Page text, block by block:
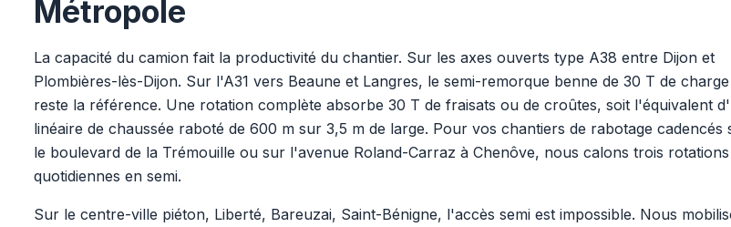
Métropole
La capacité du camion fait la productivité du chantier. Sur les axes ouverts type A38 entre Dijon et
Plombières-lès-Dijon. Sur l'A31 vers Beaune et Langres, le semi-remorque benne de 30 T de
reste la référence. Une rotation complète absorbe 30 T de fraisats ou de croûtes, soit l'équivalent
linéaire de chaussée raboté de 600 m sur 3,5 m de large. Pour vos chantiers de rabotage cadencés
le boulevard de la Trémouille ou sur l'avenue Roland-Carraz à Chenôve, nous calons trois rotations
quotidiennes en semi.
Sur le centre-ville piéton, Liberté, Bareuzai, Saint-Bénigne, l'accès semi est impossible. Nous